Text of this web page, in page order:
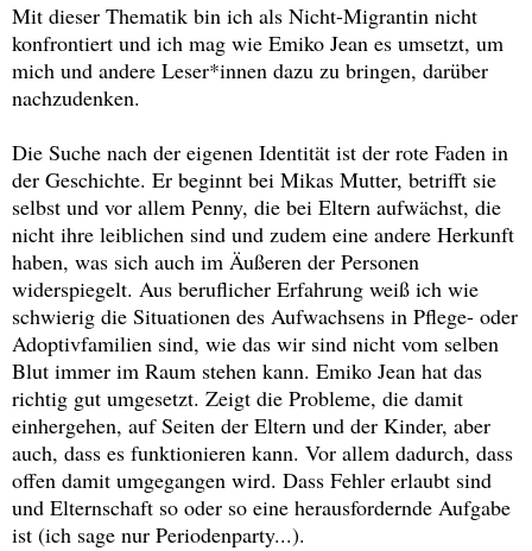
Mit dieser Thematik bin ich als Nicht-Migrantin nicht
konfrontiert und ich mag wie Emiko Jean es umsetzt, um
mich und andere Leser*innen dazu zu bringen, darüber
nachzudenken.
Die Suche nach der eigenen Identität ist der rote Faden in
der Geschichte. Er beginnt bei Mikas Mutter, betrifft sie
selbst und vor allem Penny, die bei Eltern aufwächst, die
nicht ihre leiblichen sind und zudem eine andere Herkunft
haben, was sich auch im Äußeren der Personen
widerspiegelt. Aus beruflicher Erfahrung weiß ich wie
schwierig die Situationen des Aufwachsens in Pflege- oder
Adoptivfamilien sind, wie das wir sind nicht vom selben
Blut immer im Raum stehen kann. Emiko Jean hat das
richtig gut umgesetzt. Zeigt die Probleme, die damit
einhergehen, auf Seiten der Eltern und der Kinder, aber
auch, dass es funktionieren kann. Vor allem dadurch, dass
offen damit umgegangen wird. Dass Fehler erlaubt sind
und Elternschaft so oder so eine herausfordernde Aufgabe
ist (ich sage nur Periodenparty...).